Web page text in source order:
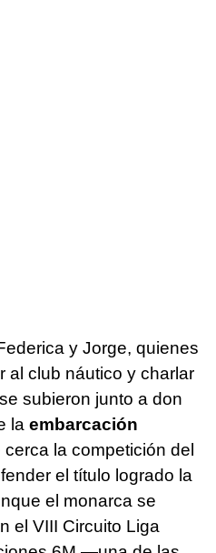
y Jorge, quienes
al club náutico y charlar
subieron junto a don
la embarcación
la competición del
el título logrado la
el monarca se
el VIII Circuito Liga